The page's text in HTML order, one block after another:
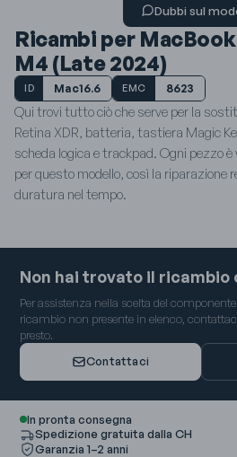
Dubbi sul
Ricambi per MacBook
M4 (Late 2024)
ID Mac16.6 EMC 8623
Qui trovi tutto ciò che serve per la
Retina XDR, batteria, tastiera Magic
scheda logica e trackpad. Ogni pezzo
per questo modello, così la riparazione
duratura nel tempo.
Non hai trovato il ricambio
Per assistenza nella scelta del
ricambio non presente in elenco,
presto.
Contattaci
In pronta consegna
Spedizione gratuita dalla CH
Garanzia 1–2 anni